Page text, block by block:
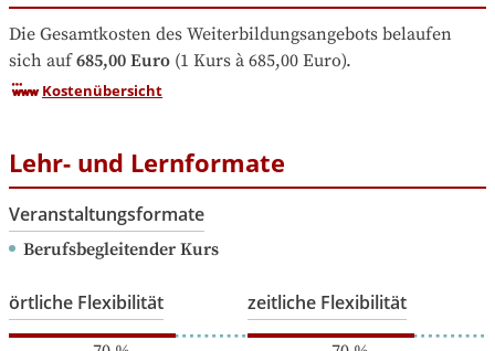
Die Gesamtkosten des Weiterbildungsangebots belaufen
sich auf 685,00 Euro (1 Kurs à 685,00 Euro).
Kostenübersicht
Lehr- und Lernformate
Veranstaltungsformate
Berufsbegleitender Kurs
örtliche Flexibilität zeitliche Flexibilität